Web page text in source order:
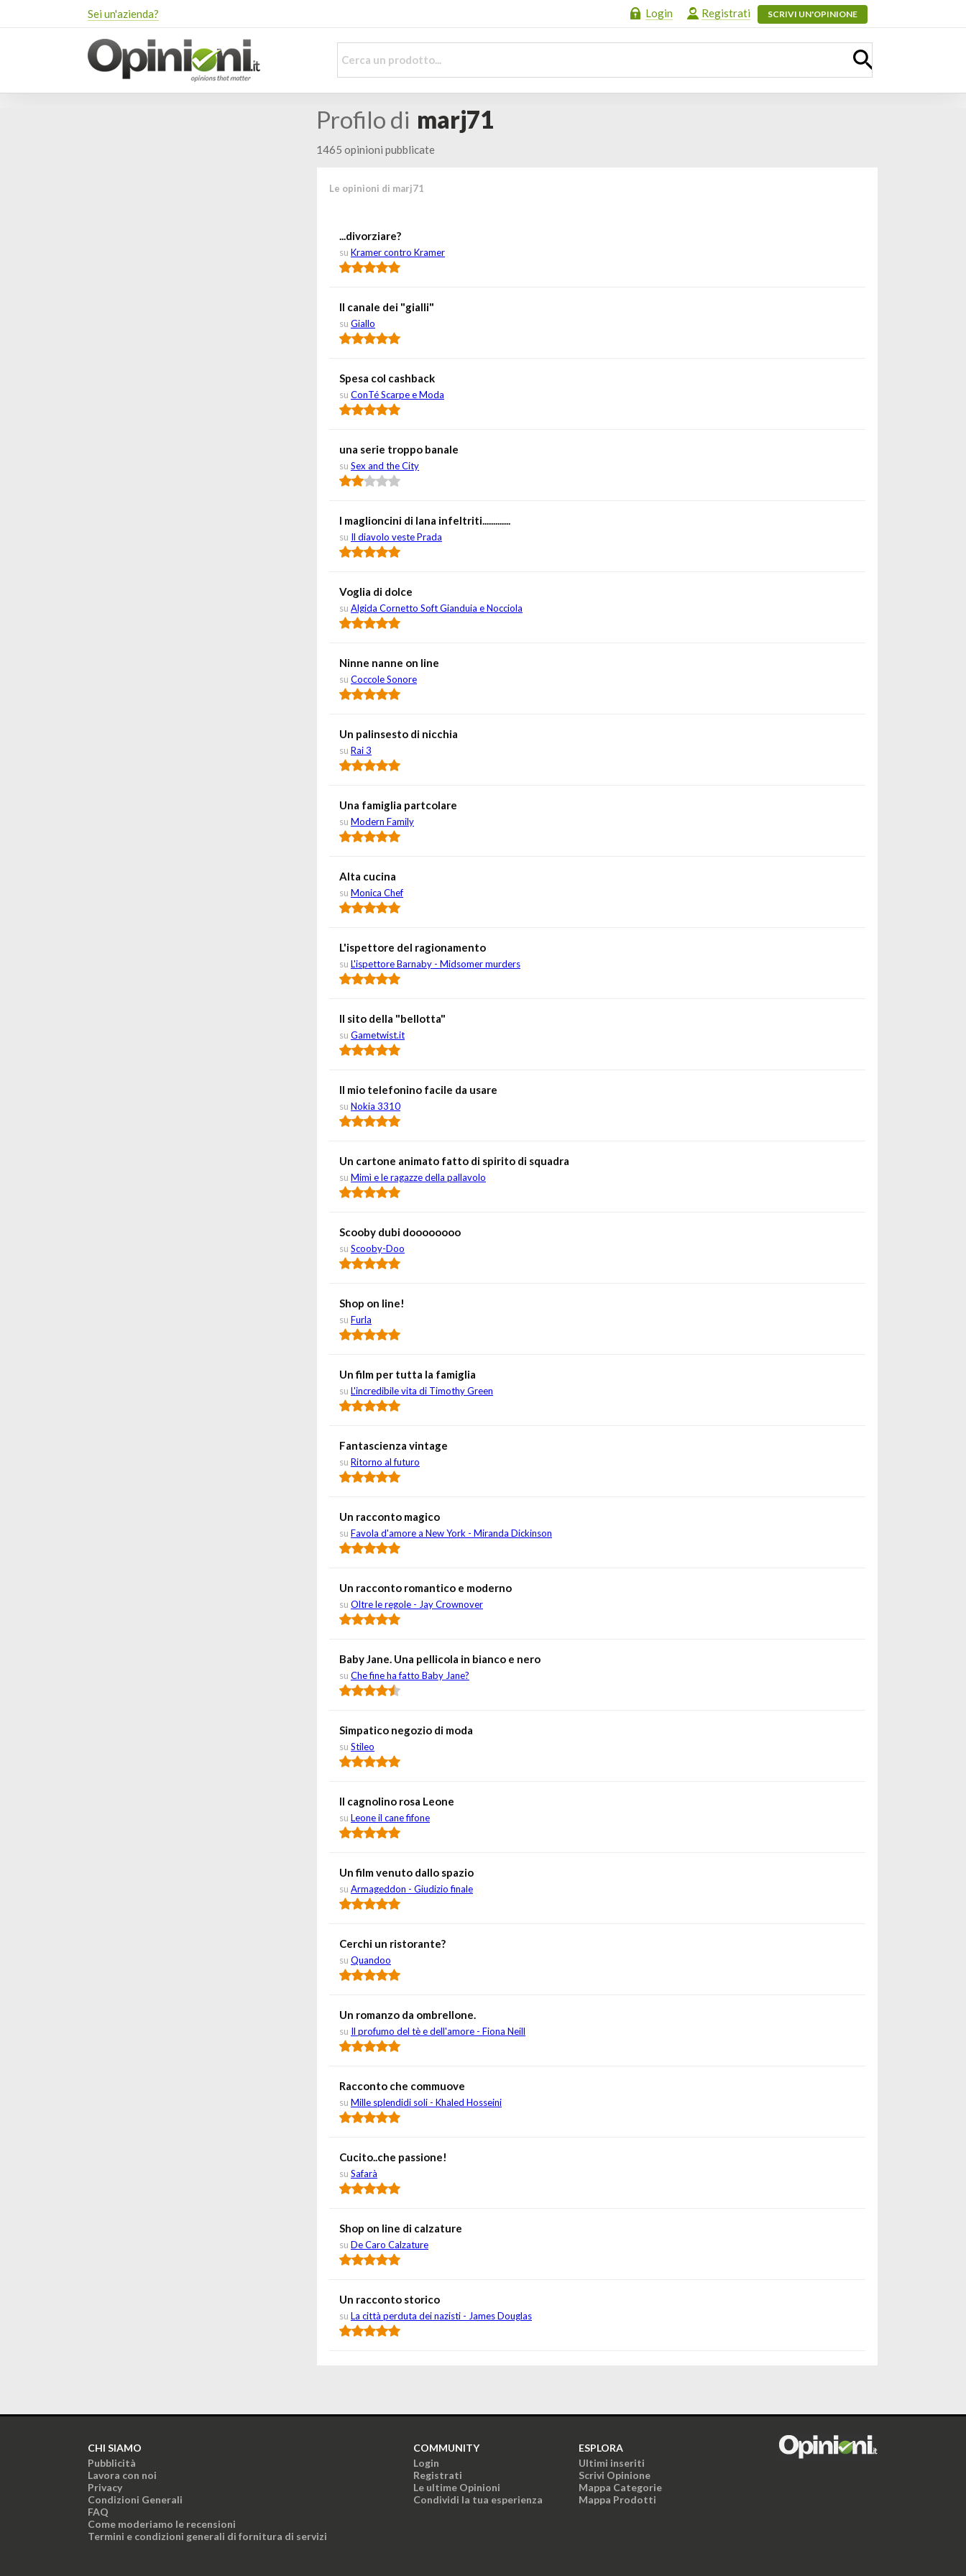
Sei un'azienda? Login Registrati SCRIVI UN'OPINIONE
Profilo di marj71
1465 opinioni pubblicate
Le opinioni di marj71
...divorziare?
su Kramer contro Kramer
Il canale dei "gialli"
su Giallo
Spesa col cashback
su ConTé Scarpe e Moda
una serie troppo banale
su Sex and the City
I maglioncini di lana infeltriti.............
su Il diavolo veste Prada
Voglia di dolce
su Algida Cornetto Soft Gianduia e Nocciola
Ninne nanne on line
su Coccole Sonore
Un palinsesto di nicchia
su Rai 3
Una famiglia partcolare
su Modern Family
Alta cucina
su Monica Chef
L'ispettore del ragionamento
su L'ispettore Barnaby - Midsomer murders
Il sito della "bellotta"
su Gametwist.it
Il mio telefonino facile da usare
su Nokia 3310
Un cartone animato fatto di spirito di squadra
su Mimì e le ragazze della pallavolo
Scooby dubi doooooooo
su Scooby-Doo
Shop on line!
su Furla
Un film per tutta la famiglia
su L'incredibile vita di Timothy Green
Fantascienza vintage
su Ritorno al futuro
Un racconto magico
su Favola d'amore a New York - Miranda Dickinson
Un racconto romantico e moderno
su Oltre le regole - Jay Crownover
Baby Jane. Una pellicola in bianco e nero
su Che fine ha fatto Baby Jane?
Simpatico negozio di moda
su Stileo
Il cagnolino rosa Leone
su Leone il cane fifone
Un film venuto dallo spazio
su Armageddon - Giudizio finale
Cerchi un ristorante?
su Quandoo
Un romanzo da ombrellone.
su Il profumo del tè e dell'amore - Fiona Neill
Racconto che commuove
su Mille splendidi soli - Khaled Hosseini
Cucito..che passione!
su Safarà
Shop on line di calzature
su De Caro Calzature
Un racconto storico
su La città perduta dei nazisti - James Douglas
CHI SIAMO
Pubblicità
Lavora con noi
Privacy
Condizioni Generali
FAQ
Come moderiamo le recensioni
Termini e condizioni generali di fornitura di servizi
COMMUNITY
Login
Registrati
Le ultime Opinioni
Condividi la tua esperienza
ESPLORA
Ultimi inseriti
Scrivi Opinione
Mappa Categorie
Mappa Prodotti